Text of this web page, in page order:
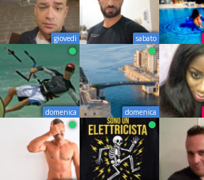
giovedì sabato
domenica domenica